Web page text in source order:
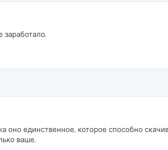
оно единственное, которое способно
ваше.